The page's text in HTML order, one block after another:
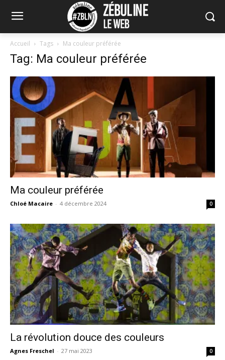
Accueil Tags Ma couleur préférée
Tag: Ma couleur préférée
Ma couleur préférée
Chloé Macaire - 4 décembre 2024 0
La révolution douce des couleurs
Agnes Freschel - 27 mai 2023 0